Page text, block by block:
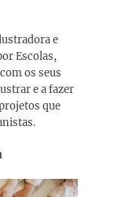
e
Escolas,
os seus
e a fazer
que